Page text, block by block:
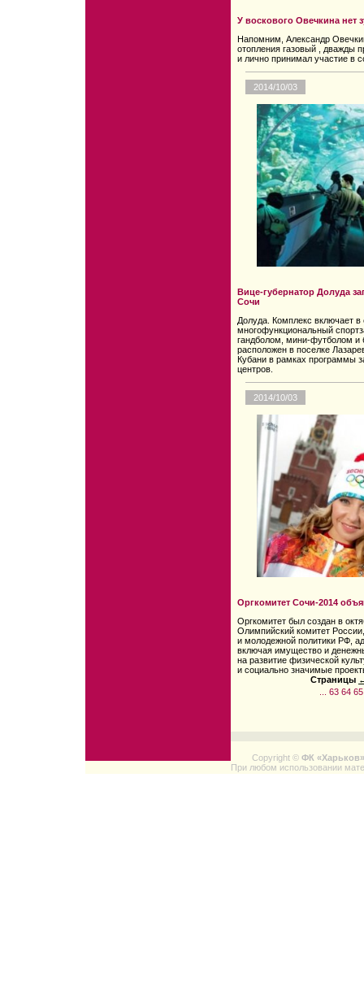
У воскового Овечкина нет
Напомним, Александр
отопления газовый , дважды
и лично принимал участие в
2014/10/03
Вице-губернатор Долуда
Сочи
Долуда. Комплекс включает
многофункциональный
гандболом, мини-футболом и
расположен в поселке
Кубани в рамках программы
центров.
2014/10/03
Оргкомитет Сочи-2014
Оргкомитет был создан в
Олимпийский комитет
и молодежной политики РФ,
включая имущество и
на развитие физической
и социально значимые
Страницы
63 64 65
Copyright © ФК «Харьков»
При любом использовании